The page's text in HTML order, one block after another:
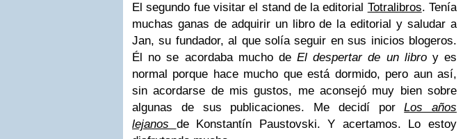
El segundo fue visitar el stand de la editorial Totralibros. Tenía
muchas ganas de adquirir un libro de la editorial y saludar a
Jan, su fundador, al que solía seguir en sus inicios blogeros.
Él no se acordaba mucho de El despertar de un libroy es
normal porque hace mucho que está dormido, pero aun así,
sin acordarse de mis gustos, me aconsejó muy bien sobre
algunas de sus publicaciones. Me decidí porLos años
lejanos de Konstantín Paustovski. Y acertamos. Lo estoy